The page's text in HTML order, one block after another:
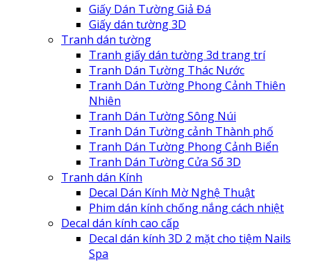
Giấy Dán Tường Giả Đá
Giấy dán tường 3D
Tranh dán tường
Tranh giấy dán tường 3d trang trí
Tranh Dán Tường Thác Nước
Tranh Dán Tường Phong Cảnh Thiên
Nhiên
Tranh Dán Tường Sông Núi
Tranh Dán Tường cảnh Thành phố
Tranh Dán Tường Phong Cảnh Biển
Tranh Dán Tường Cửa Sổ 3D
Tranh dán Kính
Decal Dán Kính Mờ Nghệ Thuật
Phim dán kính chống nắng cách nhiệt
Decal dán kính cao cấp
Decal dán kính 3D 2 mặt cho tiệm Nails
Spa